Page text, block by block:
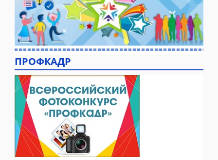
ПРОФКАДР